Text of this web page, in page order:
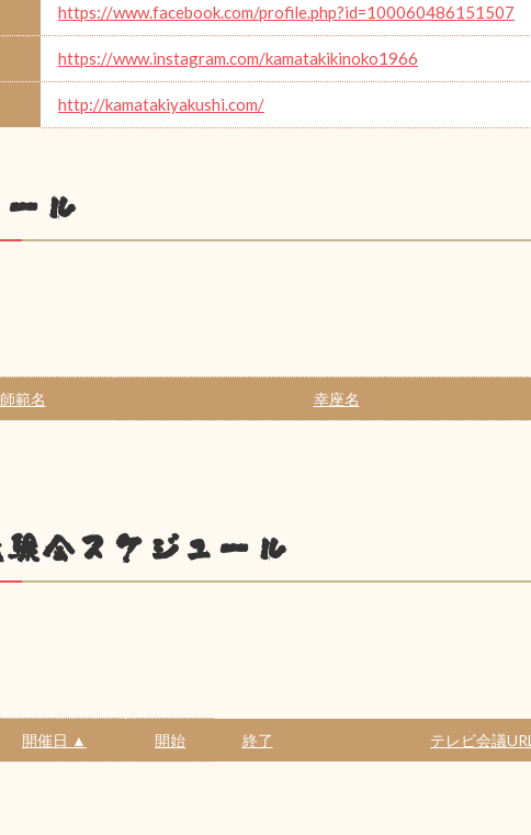
https://www.facebook.com/profile.php?id=100060486151507
https://www.instagram.com/kamatakikinoko1966
http://kamatakiyakushi.com/
ル
師範名 幸座名
会スケジュール
開催日 ▲ 開始 終了 テレビ会議URL